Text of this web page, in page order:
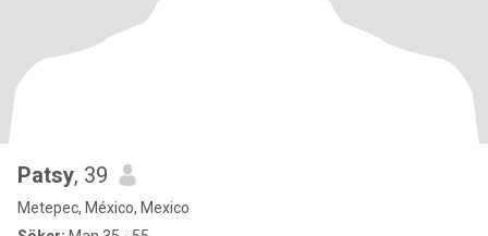
Patsy, 39
Metepec, México, Mexico